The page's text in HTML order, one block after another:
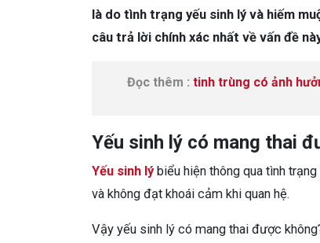
là do tình trạng yếu sinh lý và hiếm
câu trả lời chính xác nhất về vấn đề
Đọc thêm : tinh trùng có ảnh
Yếu sinh lý có mang thai
Yếu sinh lýbiểu hiện thông qua tình
và không đạt khoái cảm khi quan hệ.
Vậy yếu sinh lý có mang thai được